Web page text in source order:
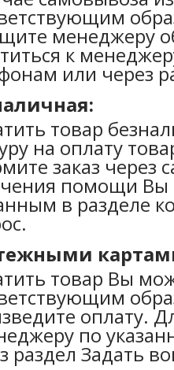
менеджеру
к
или через
товар
на оплату
заказ через
помощи Вы
в разделе
товар Вы
оплату.
по
раздел Задать